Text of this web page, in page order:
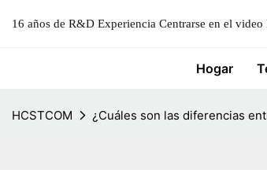
16 años de R&D Experiencia Centrarse en el
Hogar
HCSTCOM ¿Cuáles son las diferencias